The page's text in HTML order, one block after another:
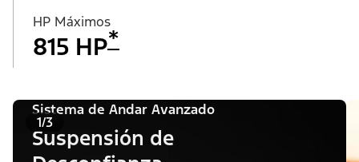
HP Máximos
815 HP*
1/3
Sistema de Andar Avanzado
Suspensión de